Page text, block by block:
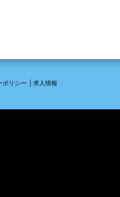
ポリシー 求人情報